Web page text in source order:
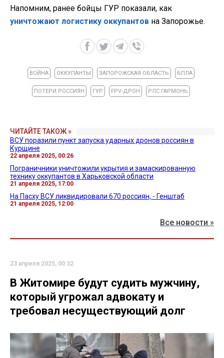
Напомним, ранее бойцы ГУР показали, как
уничтожают логистику оккупантов на Запорожье.
ВОЙНА ОККУПАНТЫ ЗАПОРОЖСКАЯ ОБЛАСТЬ БПЛА
ПОТЕРИ РОССИЯН ГУР FPV-ДРОН РЛС ГАРМОНЬ
ЧИТАЙТЕ ТАКОЖ »
ВСУ поразили пункт запуска ударных дронов россиян в
Курщине
22 апреля 2025, 00:26
Пограничники уничтожили укрытия и замаскированную
технику оккупантов в Харьковской области
21 апреля 2025, 17:00
На Пасху ВСУ ликвидировали 670 россиян, - Генштаб
21 апреля 2025, 12:00
Все новости »
23 апреля 2025, 00:32
В Житомире будут судить мужчину,
который угрожал адвокату и
требовал несуществующий долг